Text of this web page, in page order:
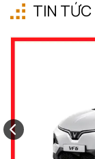
TIN TỨC